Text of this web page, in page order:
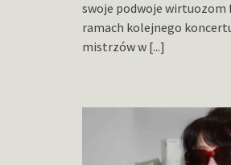
swoje podwoje wirtuozom
ramach kolejnego
mistrzów w [...]